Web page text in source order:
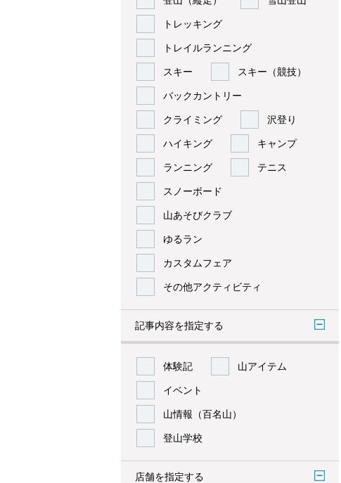
トレッキング
トレイルランニング
スキー スキー（競技）
バックカントリー
クライミング 沢登り
ハイキング キャンプ
ランニング テニス
スノーボード
山あそびクラブ
ゆるラン
カスタムフェア
その他アクティビティ
記事内容を指定する
体験記 山アイテム
イベント
山情報（百名山）
登山学校
店舗を指定する